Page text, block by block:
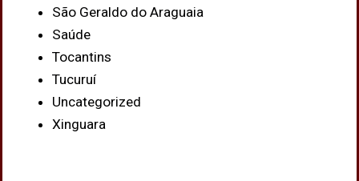
São Geraldo do Araguaia
Saúde
Tocantins
Tucuruí
Uncategorized
Xinguara